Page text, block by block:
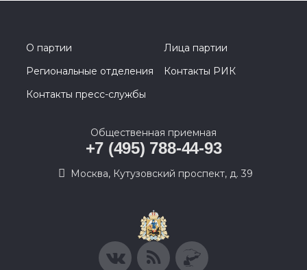
О партии
Лица партии
Региональные отделения
Контакты РИК
Контакты пресс-службы
Общественная приемная
+7 (495) 788-44-93
Москва, Кутузовский проспект, д. 39